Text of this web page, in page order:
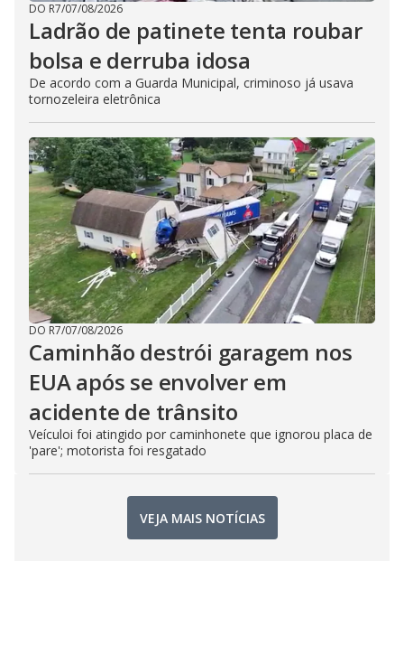
DO R7/07/08/2026
Ladrão de patinete tenta roubar
bolsa e derruba idosa
De acordo com a Guarda Municipal, criminoso já usava
tornozeleira eletrônica
DO R7/07/08/2026
Caminhão destrói garagem nos
EUA após se envolver em
acidente de trânsito
Veículoi foi atingido por caminhonete que ignorou placa de
'pare'; motorista foi resgatado
VEJA MAIS NOTÍCIAS